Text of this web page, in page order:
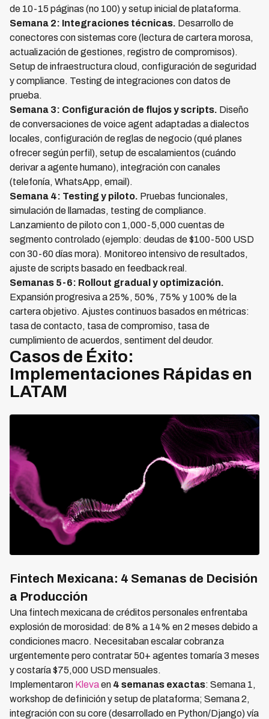
de 10-15 páginas (no 100) y setup inicial de plataforma.
Semana 2: Integraciones técnicas. Desarrollo de
conectores con sistemas core (lectura de cartera morosa,
actualización de gestiones, registro de compromisos).
Setup de infraestructura cloud, configuración de seguridad
y compliance. Testing de integraciones con datos de
prueba.
Semana 3: Configuración de flujos y scripts. Diseño
de conversaciones de voice agent adaptadas a dialectos
locales, configuración de reglas de negocio (qué planes
ofrecer según perfil), setup de escalamientos (cuándo
derivar a agente humano), integración con canales
(telefonía, WhatsApp, email).
Semana 4: Testing y piloto. Pruebas funcionales,
simulación de llamadas, testing de compliance.
Lanzamiento de piloto con 1,000-5,000 cuentas de
segmento controlado (ejemplo: deudas de $100-500 USD
con 30-60 días mora). Monitoreo intensivo de resultados,
ajuste de scripts basado en feedback real.
Semanas 5-6: Rollout gradual y optimización.
Expansión progresiva a 25%, 50%, 75% y 100% de la
cartera objetivo. Ajustes continuos basados en métricas:
tasa de contacto, tasa de compromiso, tasa de
cumplimiento de acuerdos, sentiment del deudor.
Casos de Éxito:
Implementaciones Rápidas en
LATAM
Fintech Mexicana: 4 Semanas de Decisión
a Producción
Una fintech mexicana de créditos personales enfrentaba
explosión de morosidad: de 8% a 14% en 2 meses debido a
condiciones macro. Necesitaban escalar cobranza
urgentemente pero contratar 50+ agentes tomaría 3 meses
y costaría $75,000 USD mensuales.
Implementaron Klevaen 4 semanas exactas: Semana 1,
workshop de definición y setup de plataforma; Semana 2,
integración con su core (desarrollado en Python/Django) vía